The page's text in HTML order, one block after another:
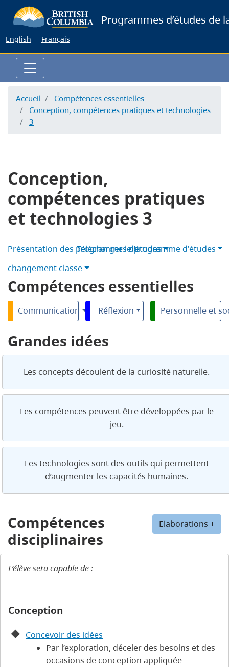
to
Programmes d’études de
English Français
Accueil
Compétences essentielles
Conception, compétences pratiques et technologies
3
Conception,
compétences pratiques
et technologies 3
Télécharger le programme d'études
Présentation des programmes d’études
changement classe
Compétences essentielles
Communication Réflexion Personnelle et
Grandes idées
Les concepts découlent de la curiosité naturelle.
Les compétences peuvent être développées par le
jeu.
Les technologies sont des outils qui permettent
d’augmenter les capacités humaines.
Elaborations +
Compétences
disciplinaires
L’élève sera capable de :
Conception
Concevoir des idées
Par l’exploration, déceler des besoins et des
occasions de conception appliquée